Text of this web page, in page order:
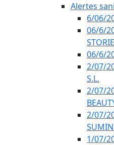
Alertes
6/06/
06/6/
06/6/
2/07/
S.L.
2/07/
2/07/
1/07/